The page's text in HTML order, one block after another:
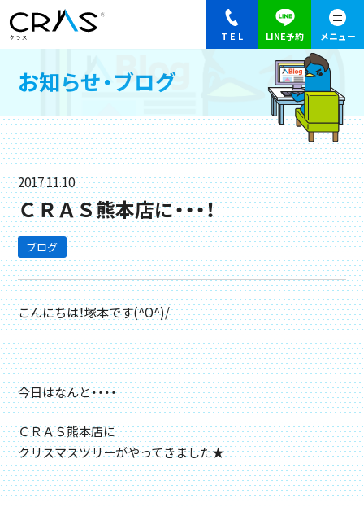
お知らせ・ブログ
2017.11.10
ＣＲＡＳ熊本店に・・・！
ブログ
こんにちは！塚本です(^O^)/
今日はなんと・・・・
ＣＲＡＳ熊本店に
クリスマスツリーがやってきました★